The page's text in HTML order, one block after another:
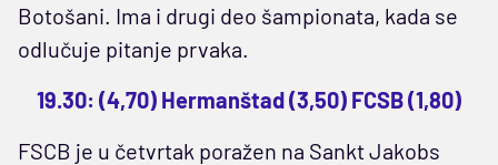
Botošani. Ima i drugi deo šampionata, kada se
odlučuje pitanje prvaka.
19.30: (4,70) Hermanštad (3,50) FCSB (1,80)
FSCB je u četvrtak poražen na Sankt Jakobs